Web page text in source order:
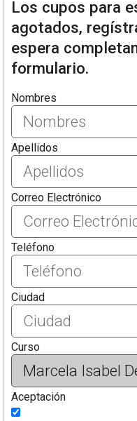
Los cupos para
agotados,
espera
formulario.
Nombres
Apellidos
Correo Electrónico
Teléfono
Ciudad
Curso
Aceptación